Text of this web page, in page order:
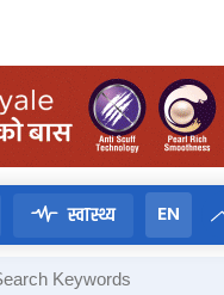
स्वास्थ्य EN